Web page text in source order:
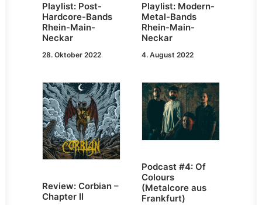
Playlist: Post-
Hardcore-Bands
Rhein-Main-
Neckar
28. Oktober 2022
Playlist: Modern-
Metal-Bands
Rhein-Main-
Neckar
4. August 2022
Review: Corbian –
Chapter II
Podcast #4: Of
Colours
(Metalcore aus
Frankfurt)